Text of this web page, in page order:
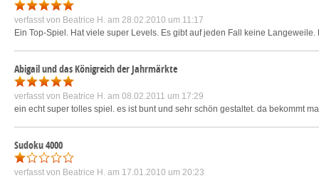
verfasst von Beatrice H. am 28.02.2010 um 11:17
Ein Top-Spiel. Hat viele super Levels. Es gibt auf jeden Fall keine
Abigail und das Königreich der Jahrmärkte
verfasst von Beatrice H. am 08.02.2011 um 17:29
ein echt super tolles spiel. es ist bunt und sehr schön gestaltet. da bekommt
Sudoku 4000
verfasst von Beatrice H. am 17.01.2010 um 20:23